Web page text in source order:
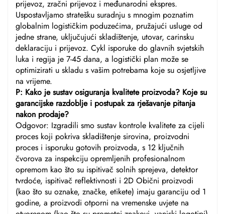
prijevoz, zračni prijevoz i međunarodni ekspres.
Uspostavljamo stratešku suradnju s mnogim poznatim
globalnim logističkim poduzećima, pružajući usluge od
jedne strane, uključujući skladištenje, utovar, carinsku
deklaraciju i prijevoz. Cykl isporuke do glavnih svjetskih
luka i regija je 7-45 dana, a logistički plan može se
optimizirati u skladu s vašim potrebama koje su osjetljive
na vrijeme.
P: Kako je sustav osiguranja kvalitete proizvoda? Koje su
garancijske razdoblje i postupak za rješavanje pitanja
nakon prodaje?
Odgovor: Izgradili smo sustav kontrole kvalitete za cijeli
proces koji pokriva skladištenje sirovina, proizvodni
proces i isporuku gotovih proizvoda, s 12 ključnih
čvorova za inspekciju opremljenih profesionalnom
opremom kao što su ispitivač solnih sprejeva, detektor
tvrdoće, ispitivač reflektivnosti i 2D Obični proizvodi
(kao što su oznake, značke, etikete) imaju garanciju od 1
godine, a proizvodi otporni na vremenske uvjete na